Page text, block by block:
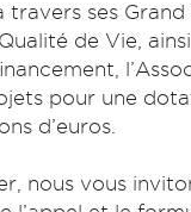
travers ses Grand
de Vie,
pour une
d’euros.
nous vous